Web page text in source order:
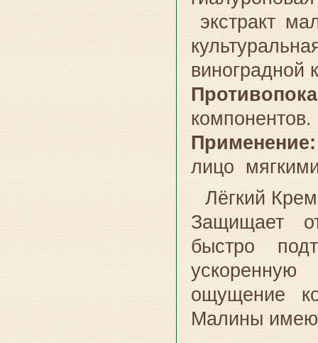
экстракт
виноградной
компонентов.
Применение:
лицо
Лёгкий
Защищает
быстро
ощущение
Малины